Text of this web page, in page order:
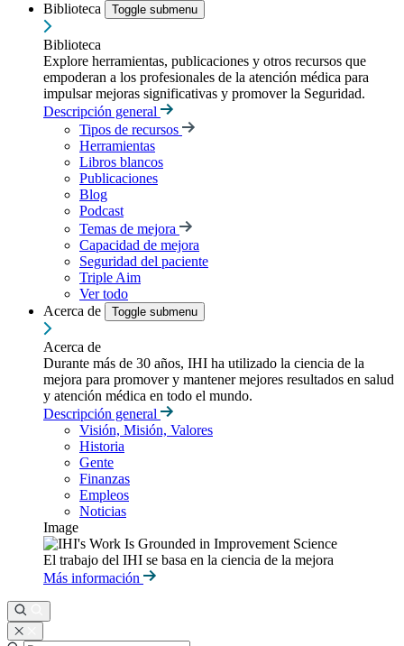
Biblioteca
Toggle submenu
Biblioteca
Explore herramientas, publicaciones y otros recursos que
empoderan a los profesionales de la atención médica para
impulsar mejoras significativas y promover la Seguridad.
Descripción general
Tipos de recursos
Herramientas
Libros blancos
Publicaciones
Blog
Podcast
Temas de mejora
Capacidad de mejora
Seguridad del paciente
Triple Aim
Ver todo
Acerca de
Toggle submenu
Acerca de
Durante más de 30 años, IHI ha utilizado la ciencia de la
mejora para promover y mantener mejores resultados en salud
y atención médica en todo el mundo.
Descripción general
Visión, Misión, Valores
Historia
Gente
Finanzas
Empleos
Noticias
Image
El trabajo del IHI se basa en la ciencia de la mejora
Más información